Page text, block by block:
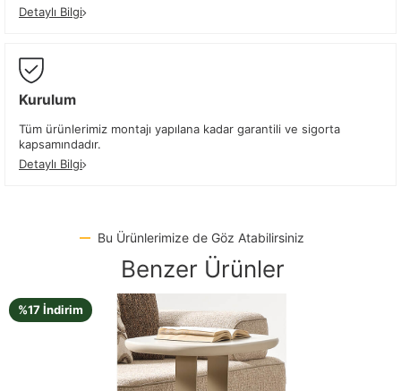
Detaylı Bilgi
Kurulum
Tüm ürünlerimiz montajı yapılana kadar garantili ve sigorta
kapsamındadır.
Detaylı Bilgi
Bu Ürünlerimize de Göz Atabilirsiniz
Benzer Ürünler
%15 İndirim